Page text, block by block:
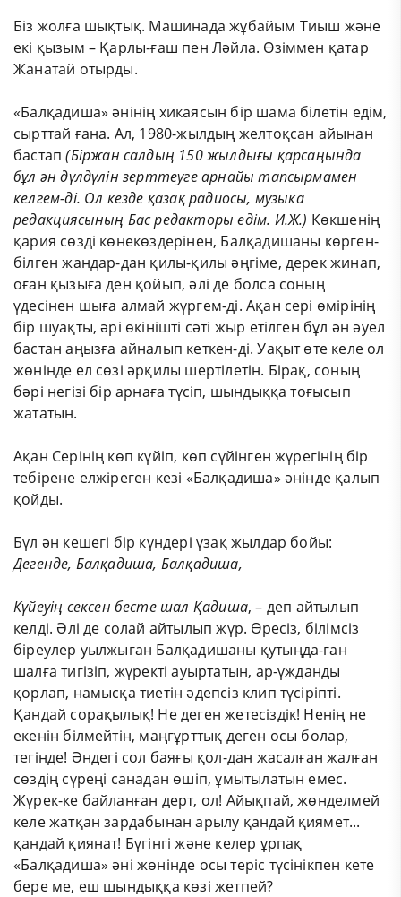
Біз жолға шықтық. Машинада жұбайым Тиыш және
екі қызым – Қарлы-ғаш пен Ләйла. Өзіммен қатар
Жанатай отырды.
«Балқадиша» әнінің хикаясын бір шама білетін едім,
сырттай ғана. Ал, 1980-жылдың желтоқсан айынан
бастап(Біржан салдың 150 жылдығы қарсаңында
бұл ән дүлдүлін зерттеуге арнайы тапсырмамен
келгем-ді. Ол кезде қазақ радиосы, музыка
редакциясының Бас редакторы едім. И.Ж.) Көкшенің
қария сөзді көнекөздерінен, Балқадишаны көрген-
білген жандар-дан қилы-қилы әңгіме, дерек жинап,
оған қызыға ден қойып, әлі де болса соның
үдесінен шыға алмай жүргем-ді. Ақан сері өмірінің
бір шуақты, әрі өкінішті сәті жыр етілген бұл ән әуел
бастан аңызға айналып кеткен-ді. Уақыт өте келе ол
жөнінде ел сөзі әрқилы шертілетін. Бірақ, соның
бәрі негізі бір арнаға түсіп, шындыққа тоғысып
жататын.
Ақан Серінің көп күйіп, көп сүйінген жүрегінің бір
тебірене елжіреген кезі «Балқадиша» әнінде қалып
қойды.
Бұл ән кешегі бір күндері ұзақ жылдар бойы:
Дегенде, Балқадиша, Балқадиша,
Күйеуің сексен бесте шал Қадиша, – деп айтылып
келді. Әлі де солай айтылып жүр. Өресіз, білімсіз
біреулер уылжыған Балқадишаны қутыңда-ған
шалға тигізіп, жүректі ауыртатын, ар-ұжданды
қорлап, намысқа тиетін әдепсіз клип түсіріпті.
Қандай сорақылық! Не деген жетесіздік! Ненің не
екенін білмейтін, маңғұрттық деген осы болар,
тегінде! Әндегі сол баяғы қол-дан жасалған жалған
сөздің сүреңі санадан өшіп, ұмытылатын емес.
Жүрек-ке байланған дерт, ол! Айықпай, жөнделмей
келе жатқан зардабынан арылу қандай қиямет...
қандай қиянат! Бүгінгі және келер ұрпақ
«Балқадиша» әні жөнінде осы теріс түсінікпен кете
бере ме, еш шындыққа көзі жетпей?